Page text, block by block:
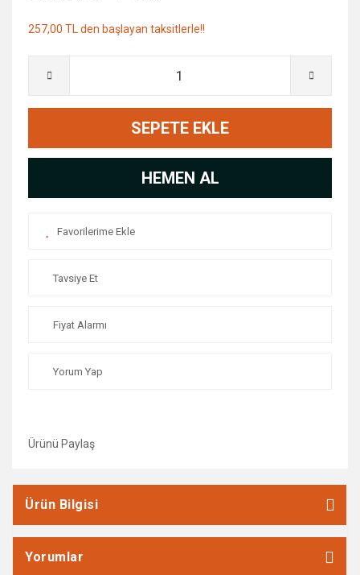
257,00 TL den başlayan taksitlerle!!
SEPETE EKLE
HEMEN AL
Tavsiye Et
Fiyat Alarmı
Yorum Yap
Ürünü Paylaş
Ürün Bilgisi
Yorumlar